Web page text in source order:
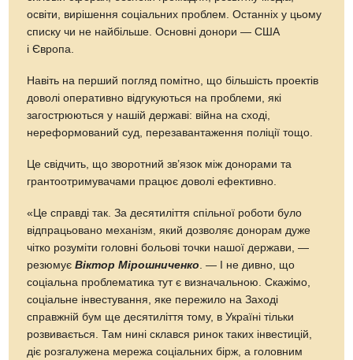
освіти, вирішення соціальних проблем. Останніх у цьому
списку чи не найбільше. Основні донори — США
і Європа.
Навіть на перший погляд помітно, що більшість проектів
доволі оперативно відгукуються на проблеми, які
загострюються у нашій державі: війна на сході,
нереформований суд, перезавантаження поліції тощо.
Це свідчить, що зворотний зв’язок між донорами та
грантоотримувачами працює доволі ефективно.
«Це справді так. За десятиліття спільної роботи було
відпрацьовано механізм, який дозволяє донорам дуже
чітко розуміти головні больові точки нашої держави, —
резюмуєВіктор Мірошниченко . — І не дивно, що
соціальна проблематика тут є визначальною. Скажімо,
соціальне інвестування, яке пережило на Заході
справжній бум ще десятиліття тому, в Україні тільки
розвивається. Там нині склався ринок таких інвестицій,
діє розгалужена мережа соціальних бірж, а головним